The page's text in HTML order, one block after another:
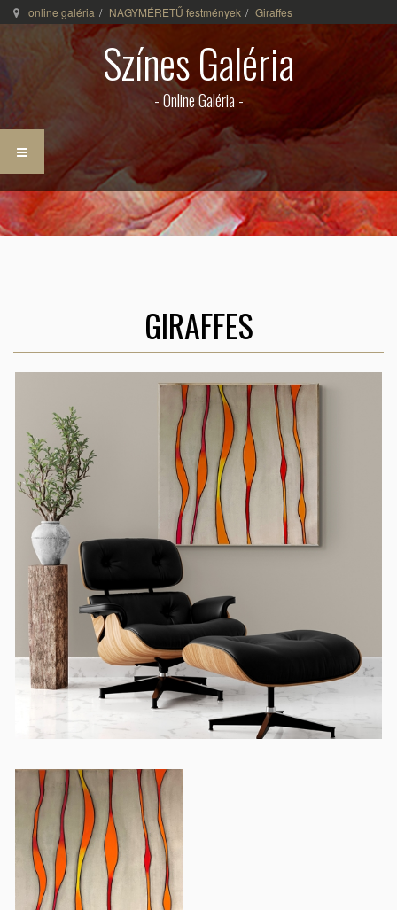
online galéria NAGYMÉRETŰ festmények Giraffes
Színes Galéria
- Online Galéria -
GIRAFFES